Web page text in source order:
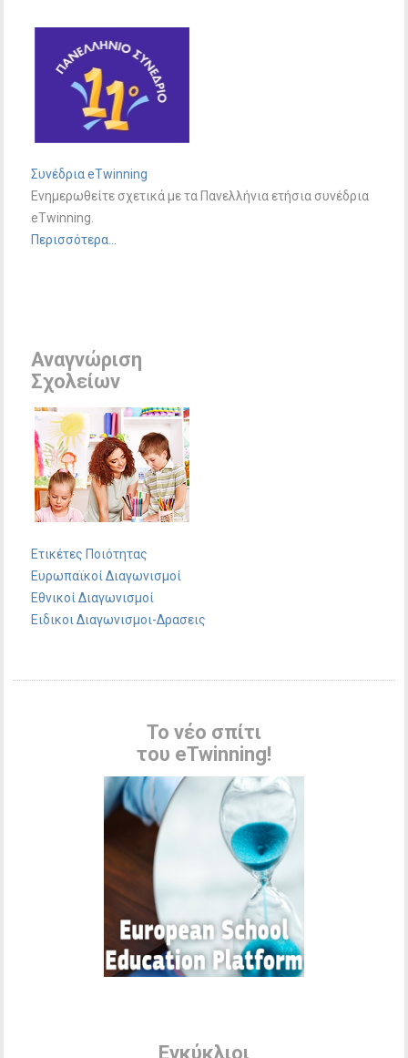
Συνέδρια eTwinning
Ενημερωθείτε σχετικά με τα Πανελλήνια ετήσια συνέδρια
eTwinning.
Περισσότερα...
Αναγνώριση
Σχολείων
Ετικέτες Ποιότητας
Ευρωπαϊκοί Διαγωνισμοί
Εθνικοί Διαγωνισμοί
Ειδικοι Διαγωνισμοι-Δρασεις
Το νέο σπίτι
του eTwinning!
Εγκύκλιοι